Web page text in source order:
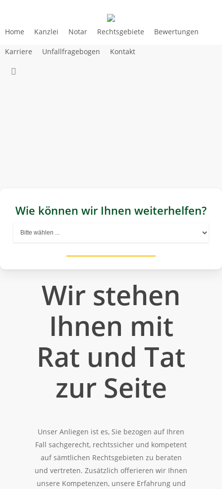
main
Home Kanzlei Notar Rechtsgebiete Bewertungen
Karriere Unfallfragebogen Kontakt
Wie können wir Ihnen weiterhelfen?
Wir stehen
Ihnen mit
Rat und Tat
zur Seite
Unser Anliegen ist es, Sie bezogen auf Ihren
Fall sachgerecht, rechtssicher und kompetent
auf sämtlichen Rechtsgebieten zu beraten
und vertreten. Zusätzlich offerieren wir Ihnen
unsere Kompetenzen, unsere Erfahrung und